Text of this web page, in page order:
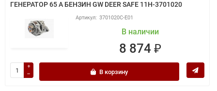
ГЕНЕРАТОР 65 А БЕНЗИН GW DEER SAFE 11H-3701020
3701020C-E01
В наличии
8 874 ₽
В корзину